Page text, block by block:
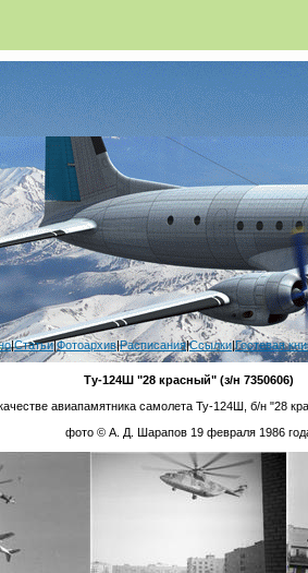
|Статьи|Фотоархив|Расписания|Ссылки|Гостевая
Ту-124Ш "28 красный" (з/н 7350606)
авиапамятника самолета Ту-124Ш, б/н "28
фото © А. Д. Шарапов 19 февраля 1986